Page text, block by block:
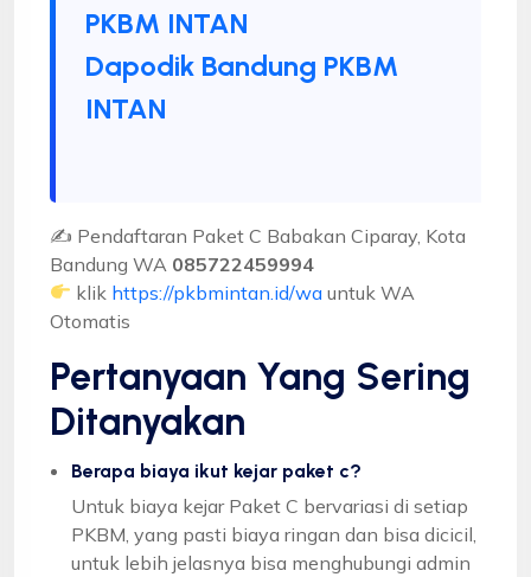
PKBM INTAN
Dapodik Bandung PKBM
INTAN
✍ Pendaftaran Paket C Babakan Ciparay, Kota
Bandung WA 085722459994
klik https://pkbmintan.id/wa untuk WA
Otomatis
Pertanyaan Yang Sering
Ditanyakan
Berapa biaya ikut kejar paket c?
Untuk biaya kejar Paket C bervariasi di setiap
PKBM, yang pasti biaya ringan dan bisa dicicil,
untuk lebih jelasnya bisa menghubungi admin